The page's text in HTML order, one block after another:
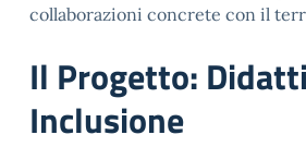
collaborazioni concrete con il
Il Progetto:
Inclusione